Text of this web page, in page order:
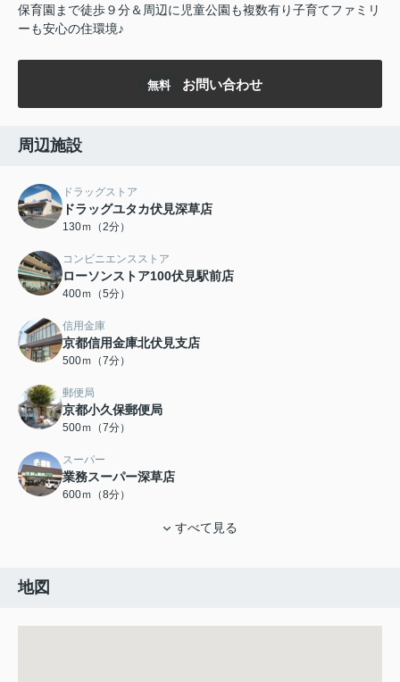
保育園まで徒歩９分＆周辺に児童公園も複数有り子育てファミリ
ーも安心の住環境♪
無料 お問い合わせ
周辺施設
ドラッグストア
ドラッグユタカ伏見深草店
130ｍ（2分）
コンビニエンスストア
ローソンストア100伏見駅前店
400ｍ（5分）
信用金庫
京都信用金庫北伏見支店
500ｍ（7分）
郵便局
京都小久保郵便局
500ｍ（7分）
スーパー
業務スーパー深草店
600ｍ（8分）
すべて見る
地図